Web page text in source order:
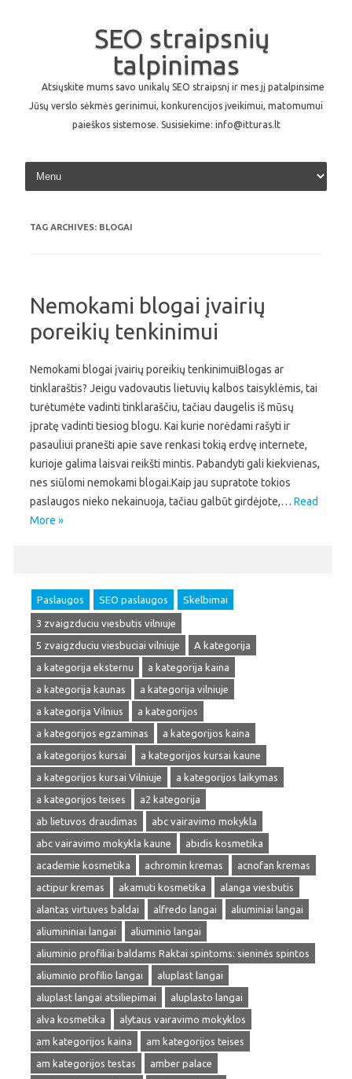
SEO straipsnių
talpinimas
Atsiųskite mums savo unikalų SEO straipsnį ir mes jį patalpinsime
Jūsų verslo sėkmės gerinimui, konkurencijos įveikimui, matomumui
paieškos sistemose. Susisiekime: info@itturas.lt
Skip to content
TAG ARCHIVES: BLOGAI
Nemokami blogai įvairių
poreikių tenkinimui
Nemokami blogai įvairių poreikių tenkinimuiBlogas ar
tinklaraštis? Jeigu vadovautis lietuvių kalbos taisyklėmis, tai
turėtumėte vadinti tinklaraščiu, tačiau daugelis iš mūsų
įpratę vadinti tiesiog blogu. Kai kurie norėdami rašyti ir
pasauliui pranešti apie save renkasi tokią erdvę internete,
kurioje galima laisvai reikšti mintis. Pabandyti gali kiekvienas,
nes siūlomi nemokami blogai.Kaip jau supratote tokios
paslaugos nieko nekainuoja, tačiau galbūt girdėjote,… Read
More »
Paslaugos SEO paslaugos Skelbimai
3 zvaigzduciu viesbutis vilniuje
5 zvaigzduciu viesbuciai vilniuje
A kategorija
a kategorija eksternu
a kategorija kaina
a kategorija kaunas
a kategorija vilniuje
a kategorija Vilnius
a kategorijos
a kategorijos egzaminas
a kategorijos kaina
a kategorijos kursai
a kategorijos kursai kaune
a kategorijos kursai Vilniuje
a kategorijos laikymas
a kategorijos teises
a2 kategorija
ab lietuvos draudimas
abc vairavimo mokykla
abc vairavimo mokykla kaune
abidis kosmetika
academie kosmetika
achromin kremas
acnofan kremas
actipur kremas
akamuti kosmetika
alanga viesbutis
alantas virtuves baldai
alfredo langai
aliuminiai langai
aliumininiai langai
aliuminio langai
aliuminio profiliai baldams Raktai spintoms: sieninės spintos
aliuminio profilio langai
aluplast langai
aluplast langai atsiliepimai
aluplasto langai
alva kosmetika
alytaus vairavimo mokyklos
am kategorijos kaina
am kategorijos teises
am kategorijos testas
amber palace